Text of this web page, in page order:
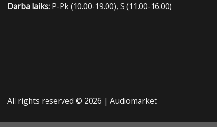
Darba laiks: P-Pk (10.00-19.00), S (11.00-16.00)
All rights reserved © 2026 | Audiomarket